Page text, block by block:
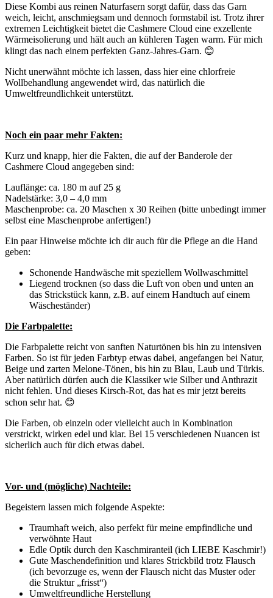
Diese Kombi aus reinen Naturfasern sorgt dafür, dass das Garn
weich, leicht, anschmiegsam und dennoch formstabil ist. Trotz ihrer
extremen Leichtigkeit bietet die Cashmere Cloud eine exzellente
Wärmeisolierung und hält auch an kühleren Tagen warm. Für mich
klingt das nach einem perfekten Ganz-Jahres-Garn. 😊
Nicht unerwähnt möchte ich lassen, dass hier eine chlorfreie
Wollbehandlung angewendet wird, das natürlich die
Umweltfreundlichkeit unterstützt.
Noch ein paar mehr Fakten:
Kurz und knapp, hier die Fakten, die auf der Banderole der
Cashmere Cloud angegeben sind:
Lauflänge: ca. 180 m auf 25 g
Nadelstärke: 3,0 – 4,0 mm
Maschenprobe: ca. 20 Maschen x 30 Reihen (bitte unbedingt immer
selbst eine Maschenprobe anfertigen!)
Ein paar Hinweise möchte ich dir auch für die Pflege an die Hand
geben:
Schonende Handwäsche mit speziellem Wollwaschmittel
Liegend trocknen (so dass die Luft von oben und unten an
das Strickstück kann, z.B. auf einem Handtuch auf einem
Wäscheständer)
Die Farbpalette:
Die Farbpalette reicht von sanften Naturtönen bis hin zu intensiven
Farben. So ist für jeden Farbtyp etwas dabei, angefangen bei Natur,
Beige und zarten Melone-Tönen, bis hin zu Blau, Laub und Türkis.
Aber natürlich dürfen auch die Klassiker wie Silber und Anthrazit
nicht fehlen. Und dieses Kirsch-Rot, das hat es mir jetzt bereits
schon sehr hat. 😊
Die Farben, ob einzeln oder vielleicht auch in Kombination
verstrickt, wirken edel und klar. Bei 15 verschiedenen Nuancen ist
sicherlich auch für dich etwas dabei.
Vor- und (mögliche) Nachteile:
Begeistern lassen mich folgende Aspekte:
Traumhaft weich, also perfekt für meine empfindliche und
verwöhnte Haut
Edle Optik durch den Kaschmiranteil (ich LIEBE Kaschmir!)
Gute Maschendefinition und klares Strickbild trotz Flausch
(ich bevorzuge es, wenn der Flausch nicht das Muster oder
die Struktur „frisst“)
Umweltfreundliche Herstellung